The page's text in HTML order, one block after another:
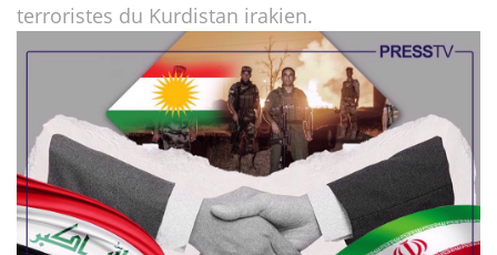
terroristes du Kurdistan irakien.